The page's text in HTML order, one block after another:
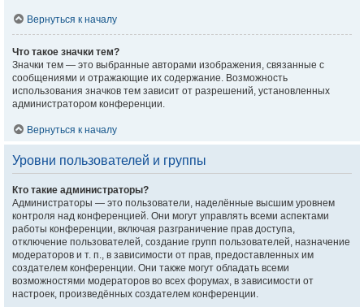
Вернуться к началу
Что такое значки тем?
Значки тем — это выбранные авторами изображения, связанные с
сообщениями и отражающие их содержание. Возможность
использования значков тем зависит от разрешений, установленных
администратором конференции.
Вернуться к началу
Уровни пользователей и группы
Кто такие администраторы?
Администраторы — это пользователи, наделённые высшим уровнем
контроля над конференцией. Они могут управлять всеми аспектами
работы конференции, включая разграничение прав доступа,
отключение пользователей, создание групп пользователей, назначение
модераторов и т. п., в зависимости от прав, предоставленных им
создателем конференции. Они также могут обладать всеми
возможностями модераторов во всех форумах, в зависимости от
настроек, произведённых создателем конференции.